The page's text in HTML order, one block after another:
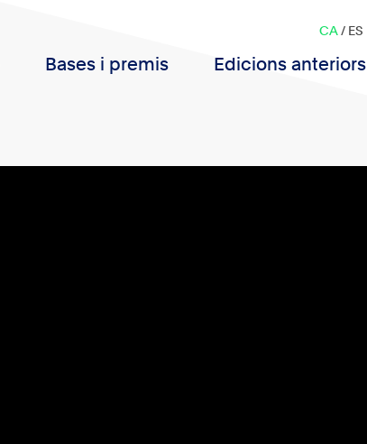
Bases i premis Edicions anteriors
CA/ ES